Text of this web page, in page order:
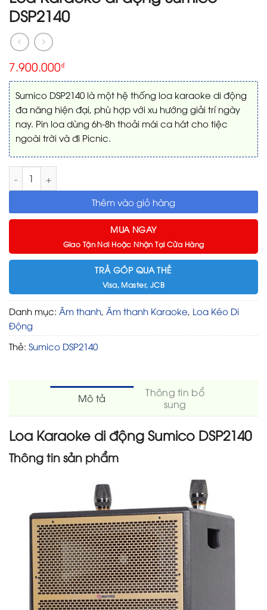
DSP2140
7.900.000₫
Sumico DSP2140 là một hệ thống loa karaoke di động
đa năng hiện đại, phù hợp với xu hướng giải trí ngày
nay. Pin loa dùng 6h-8h thoải mái ca hát cho tiệc
ngoài trời và đi Picnic.
Loa Karaoke di động Sumico DSP2140 số lượng
Thêm vào giỏ hàng
MUA NGAY
Giao Tận Nơi Hoặc Nhận Tại Cửa Hàng
TRẢ GÓP QUA THẺ
Visa, Master, JCB
Danh mục: Âm thanh Âm thanh Karaoke Loa Kéo Di
Động
Thẻ: Sumico DSP2140
Mô tả
Thông tin bổ
sung
Loa Karaoke di động Sumico DSP2140
Thông tin sản phẩm